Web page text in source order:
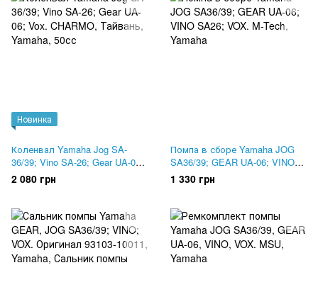
Новинка
Коленвал Yamaha Jog SA-
36/39; Vino SA-26; Gear UA-06;
Vox. CHARMO, Тайвань
2 080 грн
Помпа в сборе Yamaha JOG
SA36/39; GEAR UA-06; VINO
SA26; VOX. M-Tech
1 330 грн